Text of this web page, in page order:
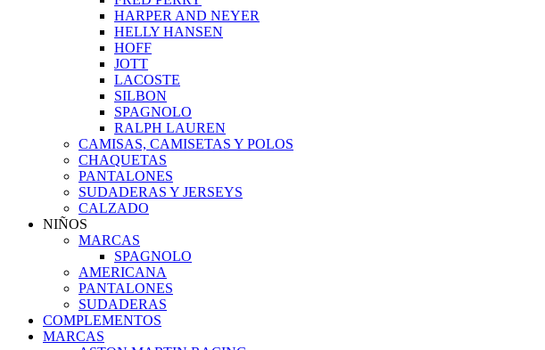
HARPER AND NEYER
HELLY HANSEN
HOFF
JOTT
LACOSTE
SILBON
SPAGNOLO
RALPH LAUREN
CAMISAS, CAMISETAS Y POLOS
CHAQUETAS
PANTALONES
SUDADERAS Y JERSEYS
CALZADO
NIÑOS
MARCAS
SPAGNOLO
AMERICANA
PANTALONES
SUDADERAS
COMPLEMENTOS
MARCAS